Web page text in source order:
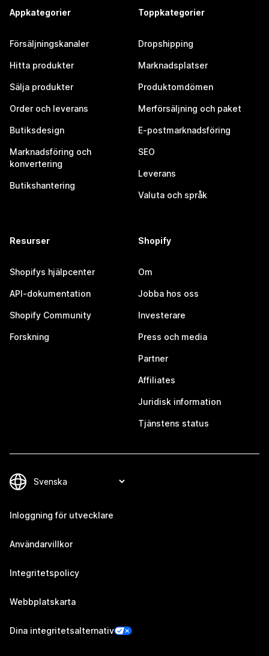
Appkategorier
Försäljningskanaler
Hitta produkter
Sälja produkter
Order och leverans
Butiksdesign
Marknadsföring och
konvertering
Butikshantering
Toppkategorier
Dropshipping
Marknadsplatser
Produktomdömen
Merförsäljning och paket
E-postmarknadsföring
SEO
Leverans
Valuta och språk
Resurser
Shopifys hjälpcenter
API-dokumentation
Shopify Community
Forskning
Shopify
Om
Jobba hos oss
Investerare
Press och media
Partner
Affiliates
Juridisk information
Tjänstens status
Inloggning för utvecklare
Användarvillkor
Integritetspolicy
Webbplatskarta
Dina integritetsalternativ